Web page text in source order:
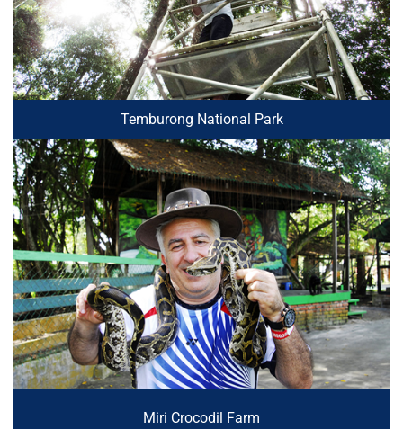
Temburong National Park
Miri Crocodil Farm